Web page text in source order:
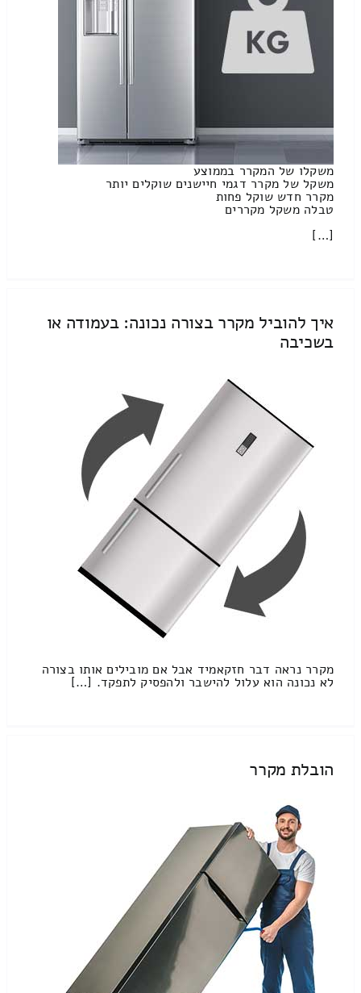
משקלו של המקרר בממוצע
משקל של מקרר דגמי חיישנים שוקלים יותר
מקרר חדש שוקל פחות
טבלה משקל מקררים
[…]
איך להוביל מקרר בצורה נכונה: בעמודה או
בשכיבה
מקרר נראה דבר חזקאמיד אבל אם מובילים אותו בצורה
לא נכונה הוא עלול להישבר ולהפסיק לתפקד. […]
הובלת מקרר